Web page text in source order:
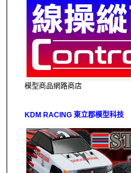
模型商品網路商店
KDM RACING 東立郡模型科技